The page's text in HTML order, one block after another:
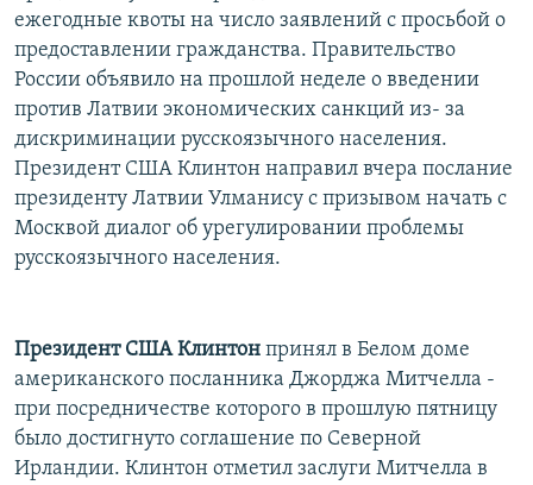
ежегодные квоты на число заявлений с просьбой о
предоставлении гражданства. Правительство
России объявило на прошлой неделе о введении
против Латвии экономических санкций из- за
дискриминации русскоязычного населения.
Президент США Клинтон направил вчера послание
президенту Латвии Улманису с призывом начать с
Москвой диалог об урегулировании проблемы
русскоязычного населения.
Президент США Клинтон принял в Белом доме
американского посланника Джорджа Митчелла -
при посредничестве которого в прошлую пятницу
было достигнуто соглашение по Северной
Ирландии. Клинтон отметил заслуги Митчелла в